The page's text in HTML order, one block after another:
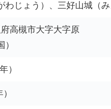
わじょう）、三好山城（み
高槻市大字大字原
）